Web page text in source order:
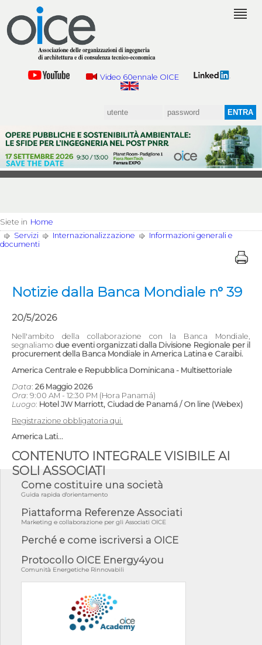
Video 60ennale OICE
Siete in Home
Servizi
Internazionalizzazione
Informazioni generali e
documenti
Notizie dalla Banca Mondiale n° 39
20/5/2026
Nell'ambito della collaborazione con la Banca Mondiale,
segnaliamodue eventi organizzati dalla Divisione Regionale per il
procurement della Banca Mondiale in America Latina e Caraibi.
America Centrale e Repubblica Dominicana - Multisettoriale
Data: 26 Maggio 2026
Ora: 9:00 AM - 12:30 PM (Hora Panamá)
Luogo: Hotel JW Marriott, Ciudad de Panamá / On line (Webex)
Registrazione obbligatoria qui.
America Lati...
CONTENUTO INTEGRALE VISIBILE AI
SOLI ASSOCIATI
Come costituire una società
Guida rapida d'orientamento
Piattaforma Referenze Associati
Marketing e collaborazione per gli Associati OICE
Perché e come iscriversi a OICE
Protocollo OICE Energy4you
Comunità Energetiche Rinnovabili